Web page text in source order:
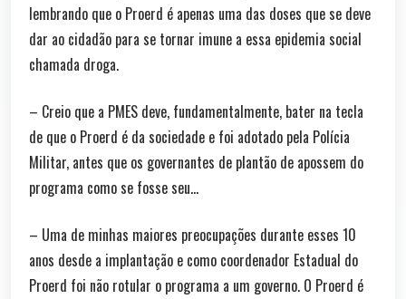
lembrando que o Proerd é apenas uma das doses que se deve
dar ao cidadão para se tornar imune a essa epidemia social
chamada droga.
– Creio que a PMES deve, fundamentalmente, bater na tecla
de que o Proerd é da sociedade e foi adotado pela Polícia
Militar, antes que os governantes de plantão de apossem do
programa como se fosse seu…
– Uma de minhas maiores preocupações durante esses 10
anos desde a implantação e como coordenador Estadual do
Proerd foi não rotular o programa a um governo. O Proerd é